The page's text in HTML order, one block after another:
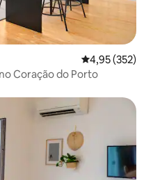
Classificação
4,95 (352)
Coração do Porto